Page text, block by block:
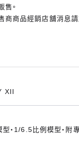
售。
商商品經銷店舖消息
XII
・1/6.5比例模型・附專